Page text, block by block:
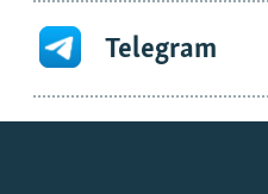
Telegram